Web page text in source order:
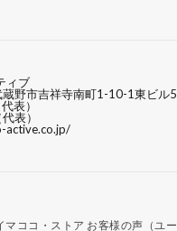
ィブ
野市吉祥寺南町1-10-1東ビル
表）
表）
active.co.jp/
マココ・ストア お客様の声（ユー